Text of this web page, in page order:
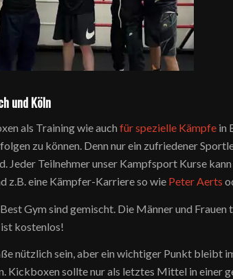
und Köln
als Training wie auchfür spezielle Kämpfe in
zu können. Denn nur ein zufriedener
Teilnehmer unser Kampfsport Kurse
z.B. eine Kämpfer-Karriere so wie Peter Aerts
Gym sind gemischt. Die Männer und Frauen
kostenlos!
nützlich sein, aber ein wichtiger Punkt bleibt
sollte nur als letztes Mittel in einer